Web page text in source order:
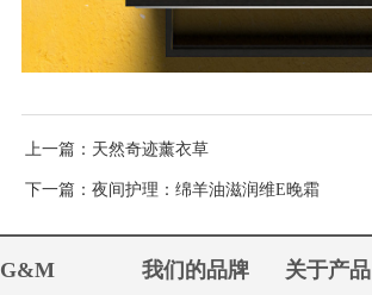
上一篇：天然奇迹薰衣草
下一篇：夜间护理：绵羊油滋润维E晚霜
G&M 我们的品牌 关于产品